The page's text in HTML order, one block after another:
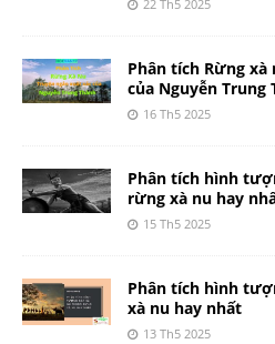
22 Th5 2025
Phân tích Rừng
của Nguyễn Trung
16 Th5 2025
Phân tích hình
rừng xà nu hay
15 Th5 2025
Phân tích hình
xà nu hay nhất
13 Th5 2025